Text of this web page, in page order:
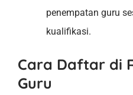
penempatan guru
kualifikasi.
Cara Daftar di
Guru